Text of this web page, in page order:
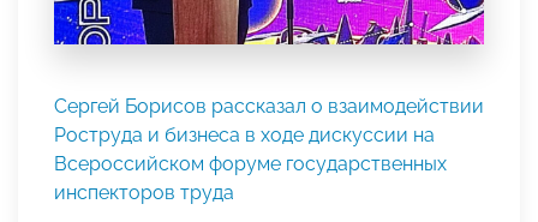
Сергей Борисов рассказал о взаимодействии
Роструда и бизнеса в ходе дискуссии на
Всероссийском форуме государственных
инспекторов труда